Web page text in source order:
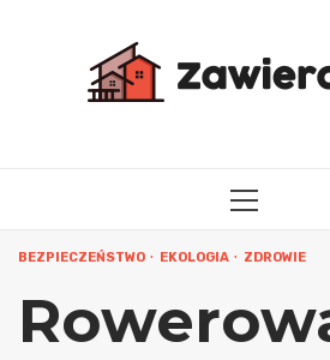
MENU
BEZPIECZEŃSTWO EKOLOGIA ZDROWIE